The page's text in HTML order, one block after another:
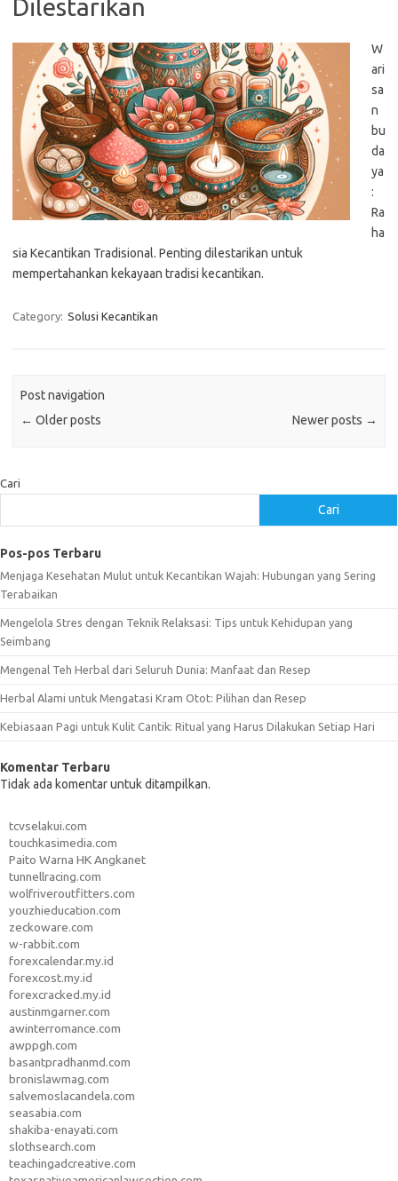
Dilestarikan
W
ari
sa
n
bu
da
ya
:
Ra
ha
sia Kecantikan Tradisional. Penting dilestarikan untuk
mempertahankan kekayaan tradisi kecantikan.
Category: Solusi Kecantikan
Post navigation
← Older posts Newer posts →
Cari
Cari
Pos-pos Terbaru
Menjaga Kesehatan Mulut untuk Kecantikan Wajah: Hubungan yang Sering
Terabaikan
Mengelola Stres dengan Teknik Relaksasi: Tips untuk Kehidupan yang
Seimbang
Mengenal Teh Herbal dari Seluruh Dunia: Manfaat dan Resep
Herbal Alami untuk Mengatasi Kram Otot: Pilihan dan Resep
Kebiasaan Pagi untuk Kulit Cantik: Ritual yang Harus Dilakukan Setiap Hari
Komentar Terbaru
Tidak ada komentar untuk ditampilkan.
tcvselakui.com
touchkasimedia.com
Paito Warna HK Angkanet
tunnellracing.com
wolfriveroutfitters.com
youzhieducation.com
zeckoware.com
w-rabbit.com
forexcalendar.my.id
forexcost.my.id
forexcracked.my.id
austinmgarner.com
awinterromance.com
awppgh.com
basantpradhanmd.com
bronislawmag.com
salvemoslacandela.com
seasabia.com
shakiba-enayati.com
slothsearch.com
teachingadcreative.com